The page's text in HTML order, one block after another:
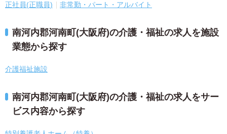
正社員(正職員) 非常勤・パート・アルバイト
南河内郡河南町(大阪府)の介護・福祉の求人を施設
業態から探す
介護福祉施設
南河内郡河南町(大阪府)の介護・福祉の求人をサー
ビス内容から探す